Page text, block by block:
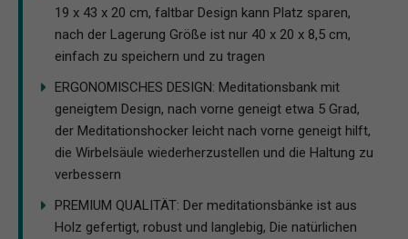
19 x 43 x 20 cm, faltbar Design kann Platz sparen,
nach der Lagerung Größe ist nur 40 x 20 x 8,5 cm,
einfach zu speichern und zu tragen
ERGONOMISCHES DESIGN: Meditationsbank mit
geneigtem Design, nach vorne geneigt etwa 5 Grad,
der Meditationshocker leicht nach vorne geneigt hilft,
die Wirbelsäule wiederherzustellen und die Haltung zu
verbessern
PREMIUM QUALITÄT: Der meditationsbänke ist aus
Holz gefertigt, robust und langlebig, Die natürlichen